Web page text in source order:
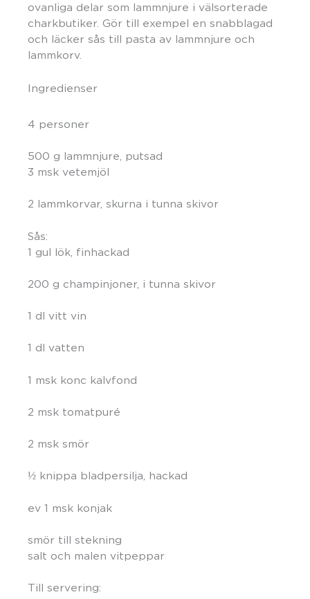
ovanliga delar som lammnjure i välsorterade
charkbutiker. Gör till exempel en snabblagad
och läcker sås till pasta av lammnjure och
lammkorv.
Ingredienser
4 personer
500 g lammnjure, putsad
3 msk vetemjöl
2 lammkorvar, skurna i tunna skivor
Sås:
1 gul lök, finhackad
200 g champinjoner, i tunna skivor
1 dl vitt vin
1 dl vatten
1 msk konc kalvfond
2 msk tomatpuré
2 msk smör
½ knippa bladpersilja, hackad
ev 1 msk konjak
smör till stekning
salt och malen vitpeppar
Till servering: